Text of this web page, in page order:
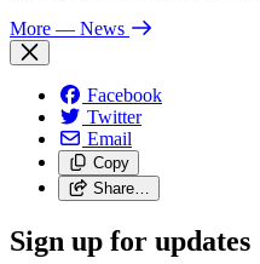
More — News
Facebook
Twitter
Email
Copy
Share…
Sign up for updates